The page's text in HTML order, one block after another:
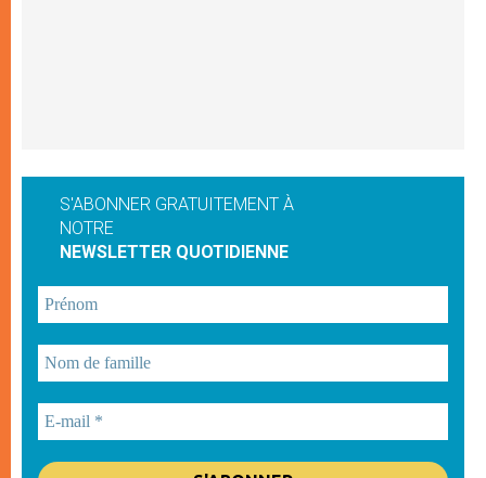
S'ABONNER GRATUITEMENT À
NOTRE
NEWSLETTER QUOTIDIENNE